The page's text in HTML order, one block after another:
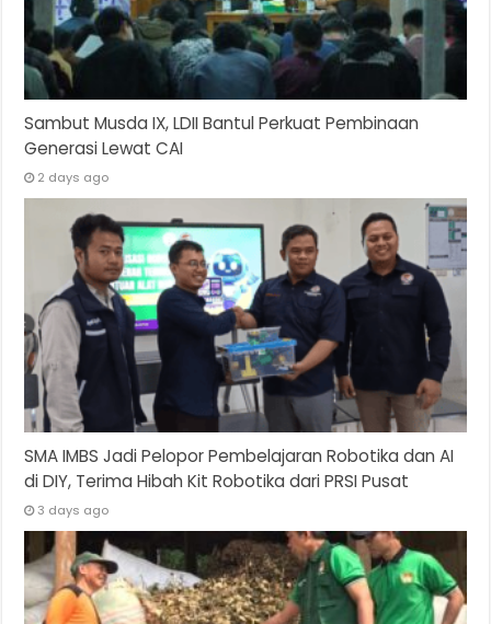
Sambut Musda IX, LDII Bantul Perkuat Pembinaan
Generasi Lewat CAI
2 days ago
SMA IMBS Jadi Pelopor Pembelajaran Robotika dan AI
di DIY, Terima Hibah Kit Robotika dari PRSI Pusat
3 days ago